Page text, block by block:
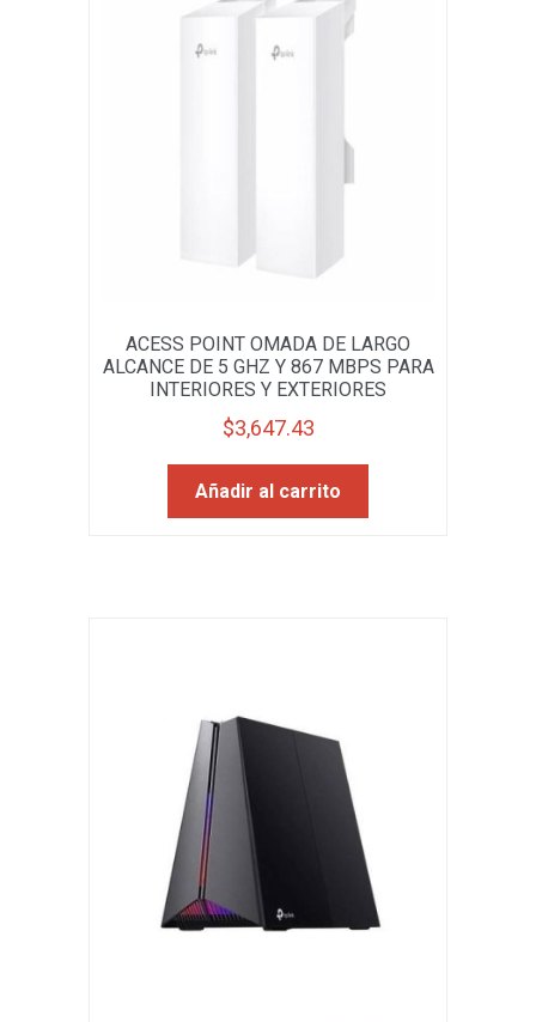
ACESS POINT OMADA DE LARGO
ALCANCE DE 5 GHZ Y 867 MBPS PARA
INTERIORES Y EXTERIORES
$3,647.43
Añadir al carrito